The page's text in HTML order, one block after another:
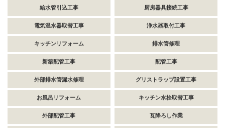
給水管引込工事 厨房器具接続工事
電気温水器取替工事 浄水器取付工事
キッチンリフォーム 排水管修理
新築配管工事 配管工事
外部排水管漏水修理 グリストラップ設置工事
お風呂リフォーム キッチン水栓取替工事
外部配管工事 瓦降ろし作業